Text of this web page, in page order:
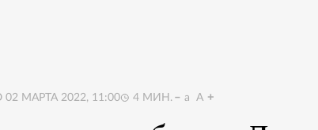
02 МАРТА 2022, 11:00 4 МИН. a A